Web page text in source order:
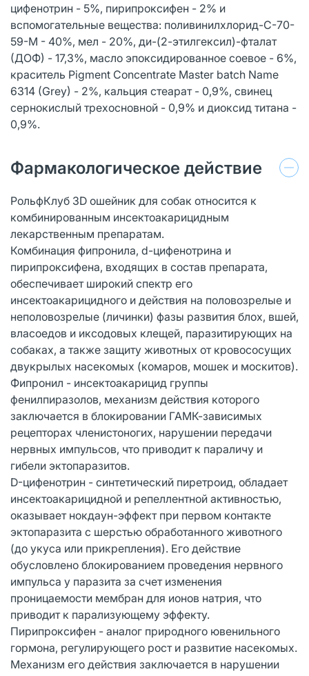
цифенотрин - 5%, пирипроксифен - 2% и
вспомогательные вещества: поливинилхлорид-С-70-
59-М - 40%, мел - 20%, ди-(2-этилгексил)-фталат
(ДОФ) - 17,3%, масло эпоксидированное соевое - 6%,
краситель Pigment Concentrate Master batch Name
6314 (Grey) - 2%, кальция стеарат - 0,9%, свинец
сернокислый трехосновной - 0,9% и диоксид титана -
0,9%.
Фармакологическое действие
РольфКлуб 3D ошейник для собак относится к
комбинированным инсектоакарицидным
лекарственным препаратам.
Комбинация фипронила, d-цифенотрина и
пирипроксифена, входящих в состав препарата,
обеспечивает широкий спектр его
инсектоакарицидного и действия на половозрелые и
неполовозрелые (личинки) фазы развития блох, вшей,
власоедов и иксодовых клещей, паразитирующих на
собаках, а также защиту животных от кровососущих
двукрылых насекомых (комаров, мошек и москитов).
Фипронил - инсектоакарицид группы
фенилпиразолов, механизм действия которого
заключается в блокировании ГАМК-зависимых
рецепторах членистоногих, нарушении передачи
нервных импульсов, что приводит к параличу и
гибели эктопаразитов.
D-цифенотрин - синтетический пиретроид, обладает
инсектоакарицидной и репеллентной активностью,
оказывает нокдаун-эффект при первом контакте
эктопаразита с шерстью обработанного животного
(до укуса или прикрепления). Его действие
обусловлено блокированием проведения нервного
импульса у паразита за счет изменения
проницаемости мембран для ионов натрия, что
приводит к парализующему эффекту.
Пирипроксифен - аналог природного ювенильного
гормона, регулирующего рост и развитие насекомых.
Механизм его действия заключается в нарушении